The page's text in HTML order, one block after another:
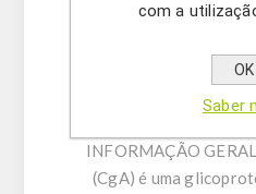
manual do ELISA. A
do utilizador. Este
se apenas a
INFORMAÇÃO
(CgA) é uma
com a
OK
Saber